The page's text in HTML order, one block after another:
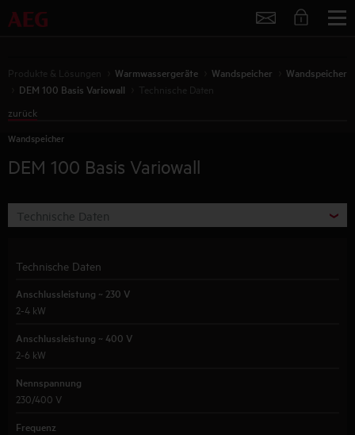
Service
Produkte & Lösungen Warmwassergeräte Wandspeicher
Wandspeicher
DEM 100 Basis Variowall
Technische Daten
zurück
Wandspeicher
DEM 100 Basis Variowall
Technische Daten
Technische Daten
Anschlussleistung ~ 230 V
2-4 kW
Anschlussleistung ~ 400 V
2-6 kW
Nennspannung
230/400 V
Frequenz